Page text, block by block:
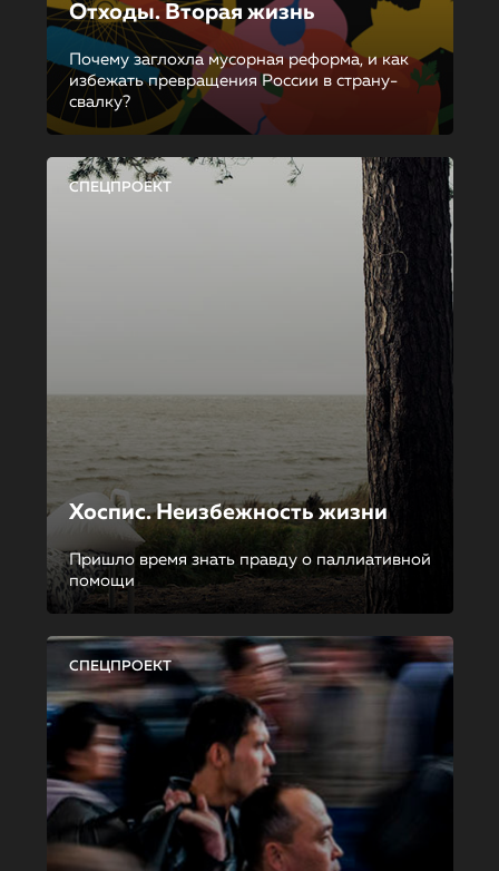
Отходы. Вторая жизнь
Почему заглохла мусорная реформа, и как
избежать превращения России в страну-
свалку?
СПЕЦПРОЕКТ
Хоспис. Неизбежность жизни
Пришло время знать правду о паллиативной
помощи
СПЕЦПРОЕКТ